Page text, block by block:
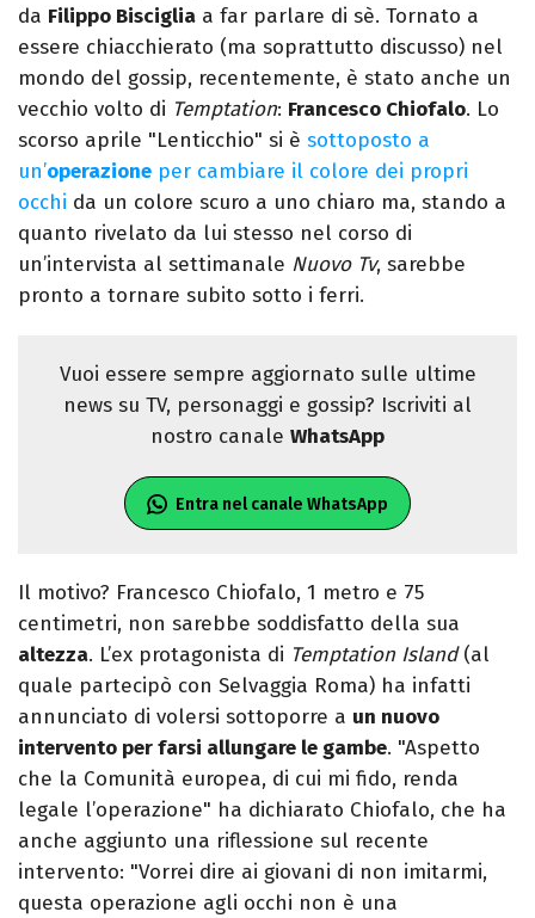
da Filippo Bisciglia a far parlare di sè. Tornato a
essere chiacchierato (ma soprattutto discusso) nel
mondo del gossip, recentemente, è stato anche un
vecchio volto di Temptation: Francesco Chiofalo. Lo
scorso aprile "Lenticchio" si è sottoposto a
un’operazione per cambiare il colore dei propri
occhi da un colore scuro a uno chiaro ma, stando a
quanto rivelato da lui stesso nel corso di
un’intervista al settimanale Nuovo Tv, sarebbe
pronto a tornare subito sotto i ferri.
Vuoi essere sempre aggiornato sulle ultime
news su TV, personaggi e gossip? Iscriviti al
nostro canale WhatsApp
Entra nel canale WhatsApp
Il motivo? Francesco Chiofalo, 1 metro e 75
centimetri, non sarebbe soddisfatto della sua
altezza. L’ex protagonista di Temptation Island(al
quale partecipò con Selvaggia Roma) ha infatti
annunciato di volersi sottoporre a un nuovo
intervento per farsi allungare le gambe. "Aspetto
che la Comunità europea, di cui mi fido, renda
legale l’operazione" ha dichiarato Chiofalo, che ha
anche aggiunto una riflessione sul recente
intervento: "Vorrei dire ai giovani di non imitarmi,
questa operazione agli occhi non è una